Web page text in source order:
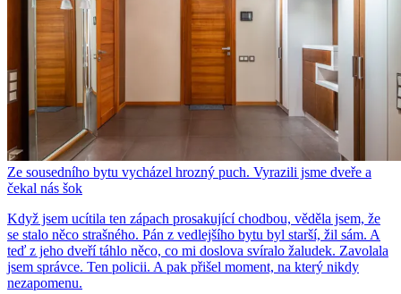
Ze sousedního bytu vycházel hrozný puch. Vyrazili jsme dveře a
čekal nás šok
Když jsem ucítila ten zápach prosakující chodbou, věděla jsem, že
se stalo něco strašného. Pán z vedlejšího bytu byl starší, žil sám. A
teď z jeho dveří táhlo něco, co mi doslova svíralo žaludek. Zavolala
jsem správce. Ten policii. A pak přišel moment, na který nikdy
nezapomenu.